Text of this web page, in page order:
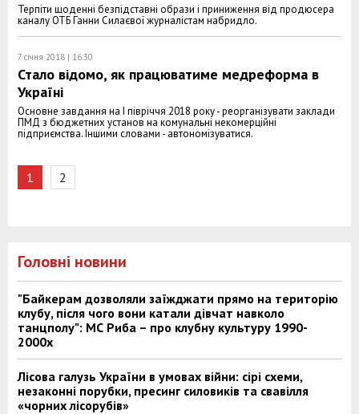
Терпіти щоденні безпідставні образи і приниження від продюсера
каналу ОТБ Ганни Силаєвої журналістам набридло.
7 січня 2018 | 16:30
Стало відомо, як працюватиме медреформа в
Україні
Основне завдання на I півріччя 2018 року - реорганізувати заклади
ПМД з бюджетних установ на комунальні некомерційні
підприємства. Іншими словами - автономізуватися.
1 2
Головні новини
"Байкерам дозволяли заїжджати прямо на територію
клубу, після чого вони катали дівчат навколо
танцполу": МС Риба – про клубну культуру 1990-
2000х
Лісова галузь України в умовах війни: сірі схеми,
незаконні порубки, пресинг силовиків та свавілля
«чорних лісорубів»